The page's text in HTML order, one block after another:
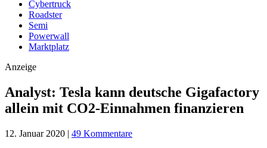
Cybertruck
Roadster
Semi
Powerwall
Marktplatz
Anzeige
Analyst: Tesla kann deutsche Gigafactory
allein mit CO2-Einnahmen finanzieren
12. Januar 2020 | 49 Kommentare